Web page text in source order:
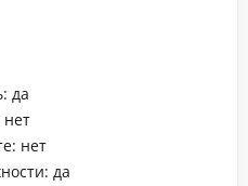
да
нет
нет
да